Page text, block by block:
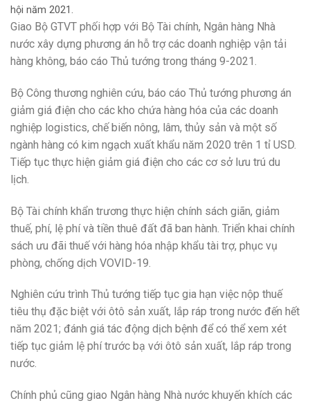
hội năm 2021.
Giao Bộ GTVT phối hợp với Bộ Tài chính, Ngân hàng Nhà
nước xây dựng phương án hỗ trợ các doanh nghiệp vận tải
hàng không, báo cáo Thủ tướng trong tháng 9-2021.
Bộ Công thương nghiên cứu, báo cáo Thủ tướng phương án
giảm giá điện cho các kho chứa hàng hóa của các doanh
nghiệp logistics, chế biến nông, lâm, thủy sản và một số
ngành hàng có kim ngạch xuất khẩu năm 2020 trên 1 tỉ USD.
Tiếp tục thực hiện giảm giá điện cho các cơ sở lưu trú du
lịch.
Bộ Tài chính khẩn trương thực hiện chính sách giãn, giảm
thuế, phí, lệ phí và tiền thuê đất đã ban hành. Triển khai chính
sách ưu đãi thuế với hàng hóa nhập khẩu tài trợ, phục vụ
phòng, chống dịch VOVID-19.
Nghiên cứu trình Thủ tướng tiếp tục gia hạn việc nộp thuế
tiêu thụ đặc biệt với ôtô sản xuất, lắp ráp trong nước đến hết
năm 2021; đánh giá tác động dịch bệnh để có thể xem xét
tiếp tục giảm lệ phí trước bạ với ôtô sản xuất, lắp ráp trong
nước.
Chính phủ cũng giao Ngân hàng Nhà nước khuyến khích các